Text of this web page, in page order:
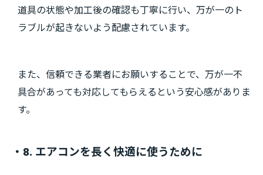
道具の状態や加工後の確認も丁寧に行い、万が一のト
ラブルが起きないよう配慮されています。
また、信頼できる業者にお願いすることで、万が一不
具合があっても対応してもらえるという安心感がありま
す。
・8. エアコンを長く快適に使うために